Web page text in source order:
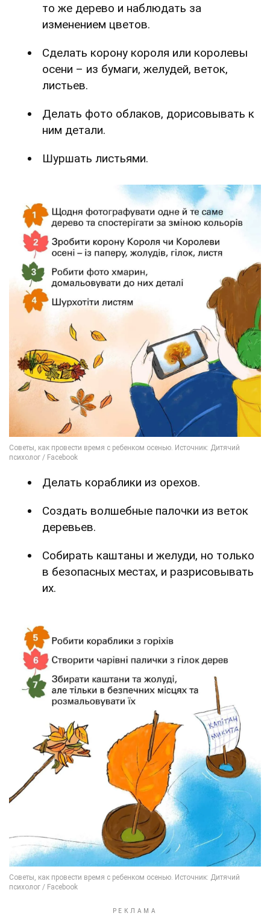
то же дерево и наблюдать за
изменением цветов.
Сделать корону короля или королевы
осени – из бумаги, желудей, веток,
листьев.
Делать фото облаков, дорисовывать к
ним детали.
Шуршать листьями.
Делать кораблики из орехов.
Создать волшебные палочки из веток
деревьев.
Собирать каштаны и желуди, но только
в безопасных местах, и разрисовывать
их.